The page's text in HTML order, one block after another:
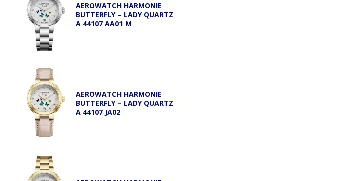
AEROWATCH HARMONIE
BUTTERFLY – LADY QUARTZ
A 44107 AA01 M
AEROWATCH HARMONIE
BUTTERFLY – LADY QUARTZ
A 44107 JA02